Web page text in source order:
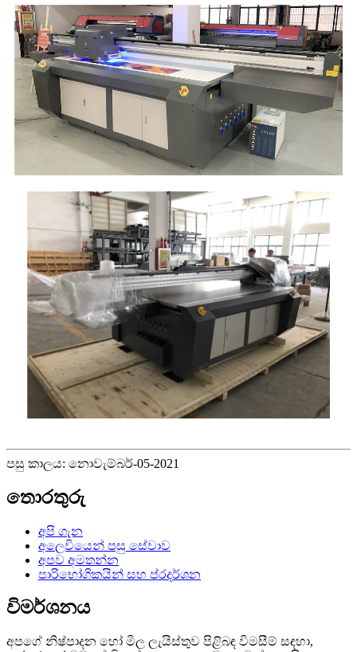
පසු කාලය: නොවැම්බර්-05-2021
තොරතුරු
අපි ගැන
අලෙවියෙන් පසු සේවාව
අපව අමතන්න
පාරිභෝගිකයින් සහ ප්රදර්ශන
විමර්ශනය
අපගේ නිෂ්පාදන හෝ මිල ලැයිස්තුව පිළිබඳ විමසීම් සඳහා,